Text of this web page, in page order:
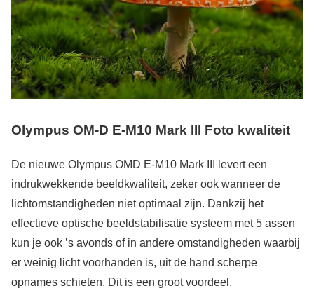
Olympus OM-D E-M10 Mark III Foto kwaliteit
De nieuwe Olympus OMD E-M10 Mark III levert een
indrukwekkende beeldkwaliteit, zeker ook wanneer de
lichtomstandigheden niet optimaal zijn. Dankzij het
effectieve optische beeldstabilisatie systeem met 5 assen
kun je ook ’s avonds of in andere omstandigheden waarbij
er weinig licht voorhanden is, uit de hand scherpe
opnames schieten. Dit is een groot voordeel.